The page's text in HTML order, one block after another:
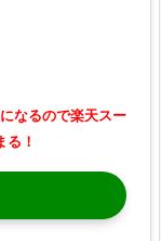
なるので楽天スー
！